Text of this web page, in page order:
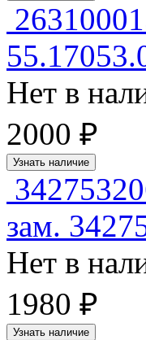
Нет в
2000 ₽
Узнать наличие
зам.
Нет в
1980 ₽
Узнать наличие